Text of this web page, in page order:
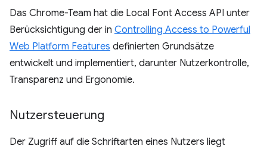
Das Chrome-Team hat die Local Font Access API unter
Berücksichtigung der in Controlling Access to Powerful
Web Platform Features definierten Grundsätze
entwickelt und implementiert, darunter Nutzerkontrolle,
Transparenz und Ergonomie.
Nutzersteuerung
Der Zugriff auf die Schriftarten eines Nutzers liegt